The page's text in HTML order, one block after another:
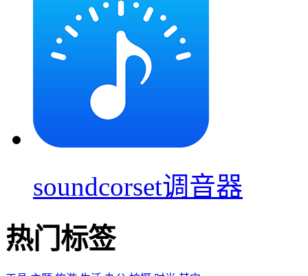
soundcorset调音器
热门标签